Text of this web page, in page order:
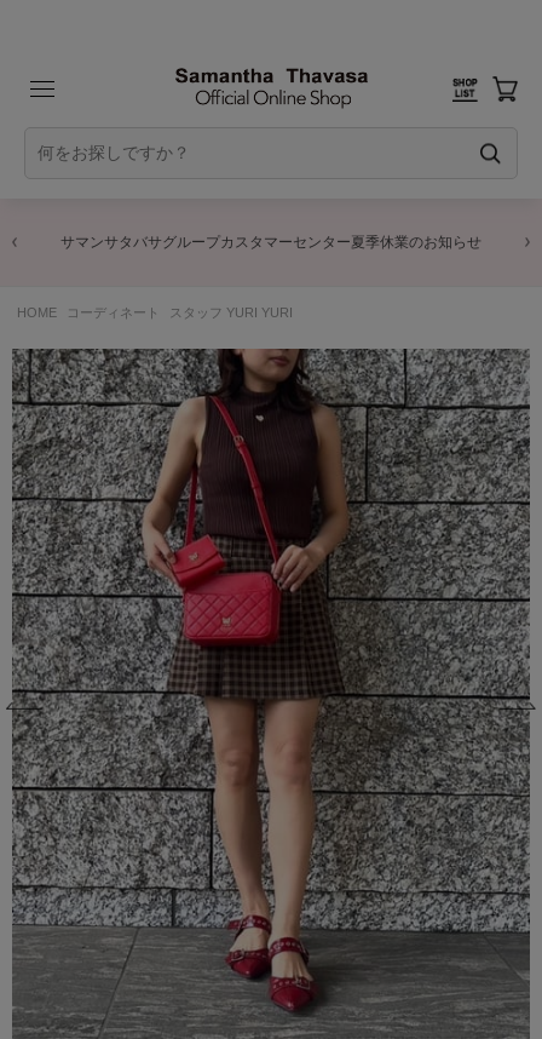
サマンサタバサグループカスタマーセンター夏季休業のお知らせ
HOME コーディネート スタッフ YURI YURI